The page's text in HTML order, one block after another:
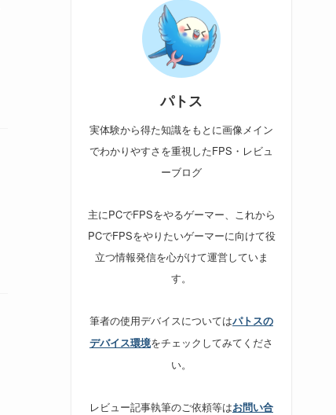
パトス
実体験から得た知識をもとに画像メイン
でわかりやすさを重視したFPS・レビュ
ーブログ
主にPCでFPSをやるゲーマー、これから
PCでFPSをやりたいゲーマーに向けて役
立つ情報発信を心がけて運営していま
す。
筆者の使用デバイスについてはパトスの
デバイス環境をチェックしてみてくださ
い。
レビュー記事執筆のご依頼等はお問い合